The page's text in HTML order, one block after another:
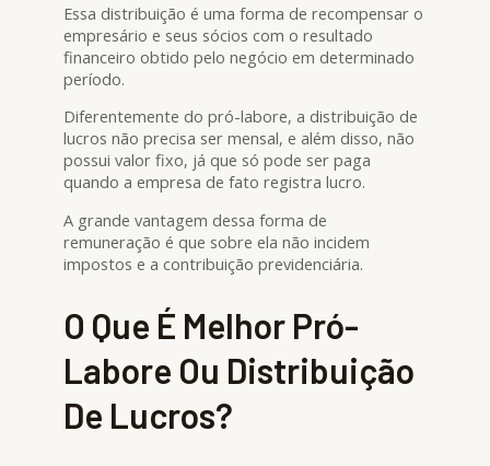
Essa distribuição é uma forma de recompensar o
empresário e seus sócios com o resultado
financeiro obtido pelo negócio em determinado
período.
Diferentemente do pró-labore, a distribuição de
lucros não precisa ser mensal, e além disso, não
possui valor fixo, já que só pode ser paga
quando a empresa de fato registra lucro.
A grande vantagem dessa forma de
remuneração é que sobre ela não incidem
impostos e a contribuição previdenciária.
O Que É Melhor Pró-
Labore Ou Distribuição
De Lucros?